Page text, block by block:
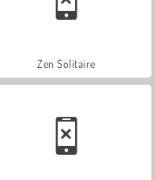
Zen Solitaire